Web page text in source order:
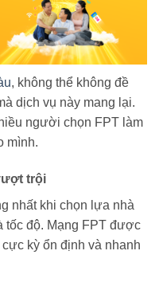
, không thể không đề
dịch vụ này mang lại.
người chọn FPT làm
mình.
trội
nhất khi chọn lựa nhà
tốc độ. Mạng FPT được
kỳ ổn định và nhanh